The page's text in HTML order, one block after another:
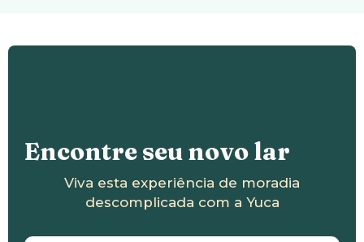
Encontre seu novo lar
Viva esta experiência de moradia
descomplicada com a Yuca